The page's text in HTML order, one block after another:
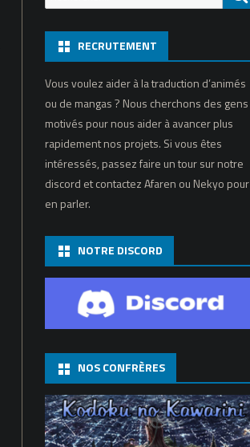
pour:
RECRUTEMENT
Vous voulez aider à la traduction d’animés
ou de mangas ? Nous cherchons des gens
motivés pour nous aider à avancer plus
rapidement nos projets. Si vous êtes
intéressés, passez faire un tour sur notre
discord et contactez Afaren ou Nekyo pour
en parler.
NOTRE DISCORD
NOS CONFRÈRES